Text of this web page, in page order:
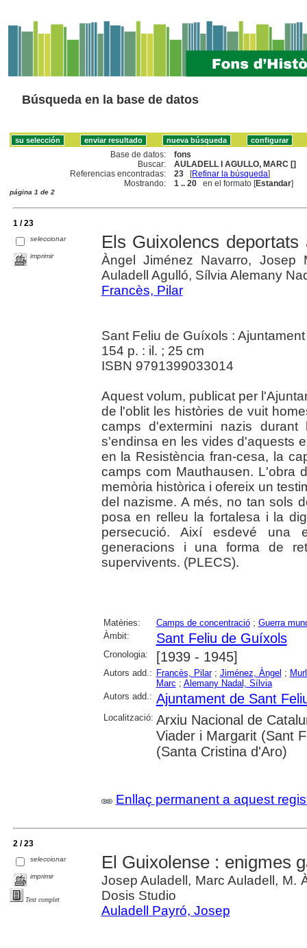
Búsqueda en la base de datos
Base de datos:
fons
Buscar:
AULADELL I AGULLO, MARC []
Referencias encontradas:
23 [Refinar la búsqueda]
Mostrando:
1 .. 20 en el formato [Estandar]
página 1 de 2
1 / 23
seleccionar
imprimir
Els Guixolencs
Àngel Jiménez Navarro, Josep
Auladell Agulló, Sílvia Alemany
Francès, Pilar
Sant Feliu de Guíxols :
154 p. : il. ; 25 cm
ISBN 9791399033014
Aquest volum, publicat per
de l'oblit les històries de vuit
camps d'extermini nazis
s'endinsa en les vides d'aquests
en la Resistència fran-cesa, la
camps com Mauthausen. L'obra
memòria històrica i ofereix un
del nazisme. A més, no tan sols
posa en relleu la fortalesa i la
persecució. Així esdevé una
generacions i una forma de
supervivents. (PLECS).
Matèries: Camps de concentració; Guerra
Àmbit:
Sant Feliu de Guíxols
Cronologia: [1939 - 1945]
Autors add.: Francès, Pilar; Jiménez, Àngel ;
Marc ; Alemany Nadal, Sílvia
Autors add.: Ajuntament de Sant
Localització: Arxiu Nacional de
Viader i Margarit (Sant
(Santa Cristina d'Aro)
Enllaç permanent a aquest
2 / 23
seleccionar
imprimir
Text complet
El Guixolense : enigmes
Josep Auladell, Marc Auladell, M.
Dosis Studio
Auladell Payró, Josep